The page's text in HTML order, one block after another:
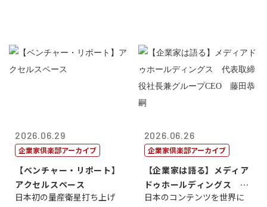
2026.06.29
企業家倶楽部アーカイブ
【ベンチャー・リポート】
アクセルスペース
日本初の量産衛星打ち上げ
2026.06.26
企業家倶楽部アーカイブ
【企業家は語る】メディア
ドゥホールディングス 代
表取締役社長...
日本のコンテンツを世界に